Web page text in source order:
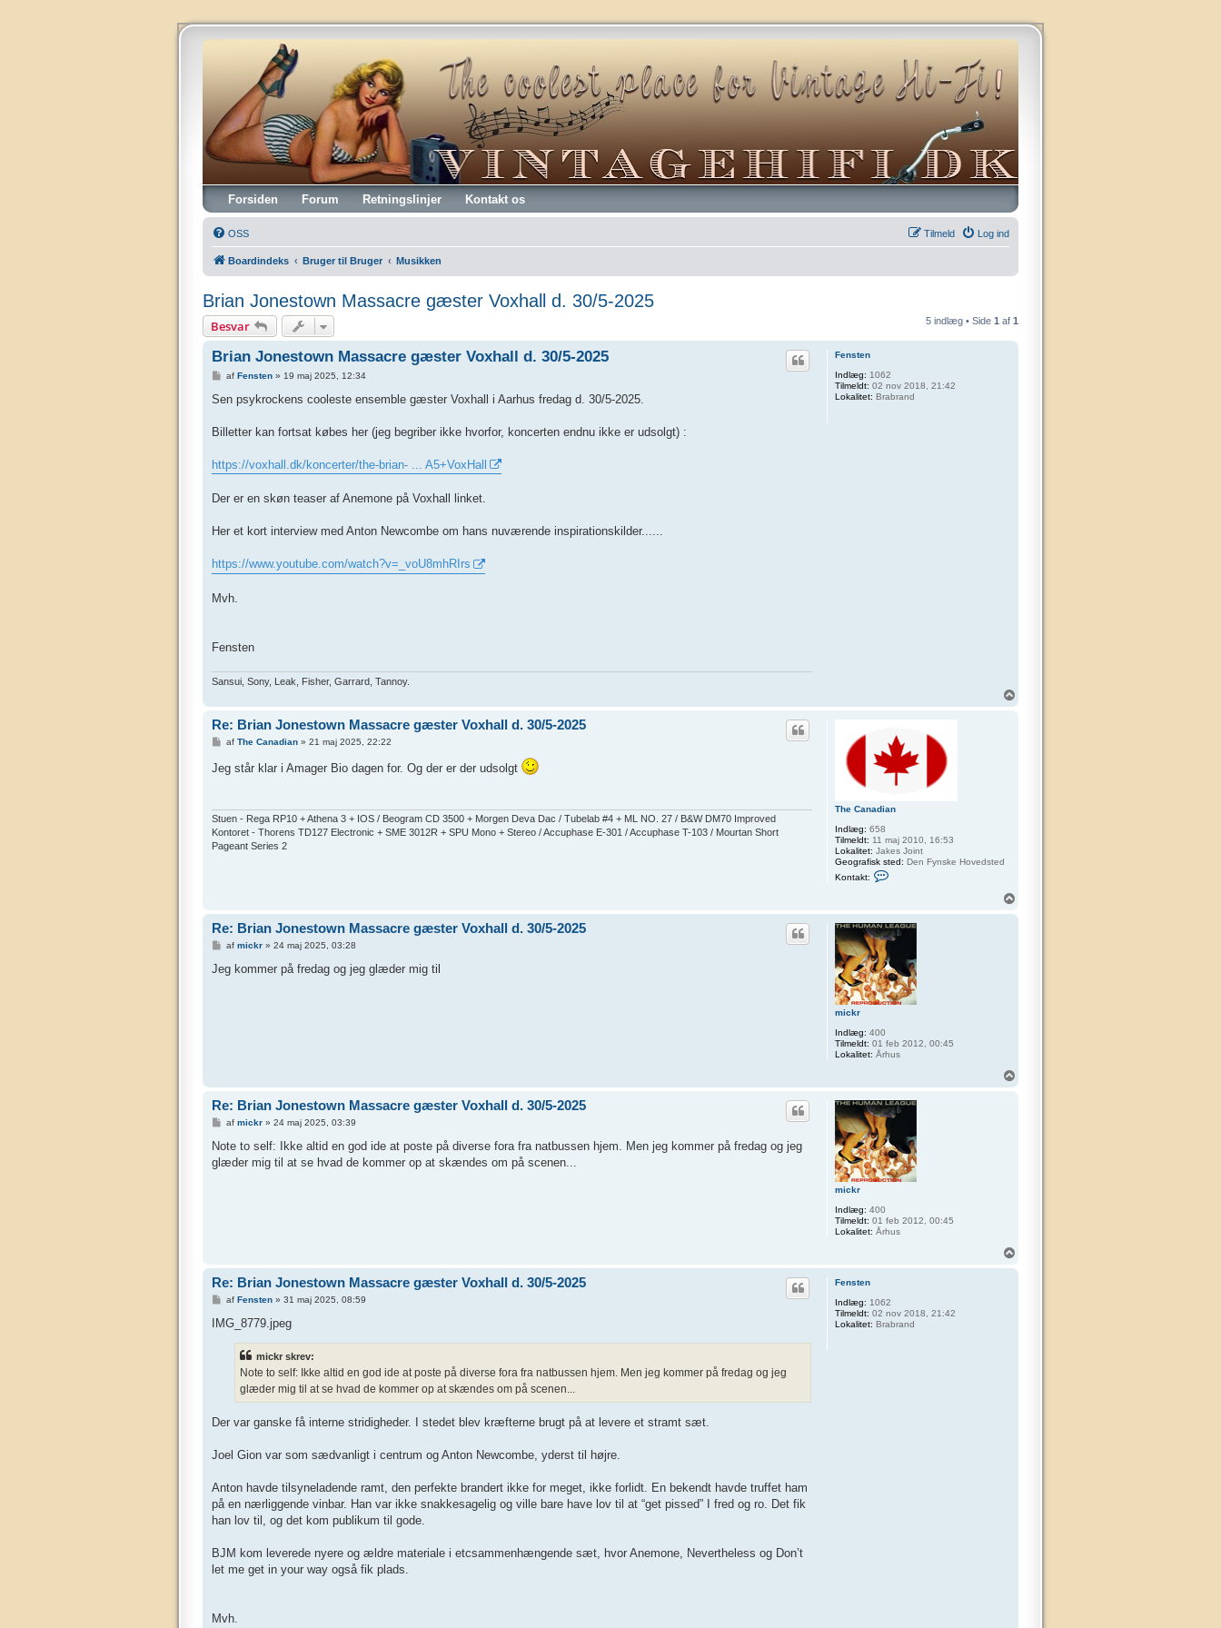
Vintagehifi.dk
Forsiden Forum Retningslinjer Kontakt os
OSS Log ind
Tilmeld
Boardindeks Bruger til Bruger Musikken
Brian Jonestown Massacre gæster Voxhall d. 30/5-2025
Besvar 5 indlæg • Side 1 af 1
Fensten
Indlæg: 1062
Tilmeldt: 02 nov 2018, 21:42
Lokalitet: Brabrand
Brian Jonestown Massacre gæster Voxhall d. 30/5-2025
d
g
af Fensten» 19 maj 2025, 12:34
Sen psykrockens cooleste ensemble gæster Voxhall i Aarhus fredag d. 30/5-2025.
Billetter kan fortsat købes her (jeg begriber ikke hvorfor, koncerten endnu ikke er udsolgt) :
https://voxhall.dk/koncerter/the-brian- ... A5+VoxHall
Der er en skøn teaser af Anemone på Voxhall linket.
Her et kort interview med Anton Newcombe om hans nuværende inspirationskilder......
https://www.youtube.com/watch?v=_voU8mhRIrs
Mvh.
Fensten
Sansui, Sony, Leak, Fisher, Garrard, Tannoy.
The Canadian
Indlæg: 658
Tilmeldt: 11 maj 2010, 16:53
Lokalitet: Jakes Joint
Geografisk sted: Den Fynske Hovedsted
Kontakt:
a
k
t
e
C
a
n
a
n
Re: Brian Jonestown Massacre gæster Voxhall d. 30/5-2025
l
af The Canadian» 21 maj 2025, 22:22
Jeg står klar i Amager Bio dagen for. Og der er der udsolgt
Stuen - Rega RP10 + Athena 3 + IOS / Beogram CD 3500 + Morgen Deva Dac / Tubelab #4 + ML NO. 27 / B&W DM70 Improved
Kontoret - Thorens TD127 Electronic + SME 3012R + SPU Mono + Stereo / Accuphase E-301 / Accuphase T-103 / Mourtan Short
Pageant Series 2
mickr
Indlæg: 400
Tilmeldt: 01 feb 2012, 00:45
Lokalitet: Århus
Re: Brian Jonestown Massacre gæster Voxhall d. 30/5-2025
d
af mickr» 24 maj 2025, 03:28
Jeg kommer på fredag og jeg glæder mig til
mickr
Indlæg: 400
Tilmeldt: 01 feb 2012, 00:45
Lokalitet: Århus
Re: Brian Jonestown Massacre gæster Voxhall d. 30/5-2025
d
æ
af mickr» 24 maj 2025, 03:39
Note to self: Ikke altid en god ide at poste på diverse fora fra natbussen hjem. Men jeg kommer på fredag og jeg
glæder mig til at se hvad de kommer op at skændes om på scenen...
Fensten
Indlæg: 1062
Tilmeldt: 02 nov 2018, 21:42
Lokalitet: Brabrand
Re: Brian Jonestown Massacre gæster Voxhall d. 30/5-2025
d
af Fensten» 31 maj 2025, 08:59
IMG_8779.jpeg
mickr skrev:
Note to self: Ikke altid en god ide at poste på diverse fora fra natbussen hjem. Men jeg kommer på fredag og jeg
glæder mig til at se hvad de kommer op at skændes om på scenen...
Der var ganske få interne stridigheder. I stedet blev kræfterne brugt på at levere et stramt sæt.
Joel Gion var som sædvanligt i centrum og Anton Newcombe, yderst til højre.
Anton havde tilsyneladende ramt, den perfekte brandert ikke for meget, ikke forlidt. En bekendt havde truffet ham
på en nærliggende vinbar. Han var ikke snakkesagelig og ville bare have lov til at “get pissed” I fred og ro. Det fik
han lov til, og det kom publikum til gode.
BJM kom leverede nyere og ældre materiale i etcsammenhængende sæt, hvor Anemone, Nevertheless og Don’t
let me get in your way også fik plads.
Mvh.